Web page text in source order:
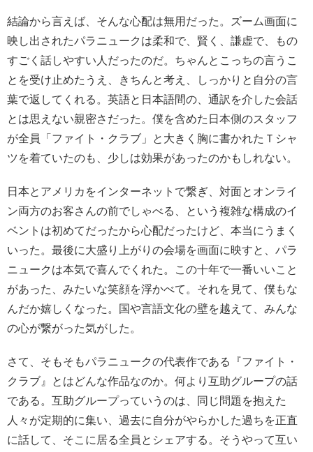
結論から言えば、そんな心配は無用だった。ズーム画面に
映し出されたパラニュークは柔和で、賢く、謙虚で、もの
すごく話しやすい人だったのだ。ちゃんとこっちの言うこ
とを受け止めたうえ、きちんと考え、しっかりと自分の言
葉で返してくれる。英語と日本語間の、通訳を介した会話
とは思えない親密さだった。僕を含めた日本側のスタッフ
が全員「ファイト・クラブ」と大きく胸に書かれたＴシャ
ツを着ていたのも、少しは効果があったのかもしれない。
日本とアメリカをインターネットで繋ぎ、対面とオンライ
ン両方のお客さんの前でしゃべる、という複雑な構成のイ
ベントは初めてだったから心配だったけど、本当にうまく
いった。最後に大盛り上がりの会場を画面に映すと、パラ
ニュークは本気で喜んでくれた。この十年で一番いいこと
があった、みたいな笑顔を浮かべて。それを見て、僕もな
んだか嬉しくなった。国や言語文化の壁を越えて、みんな
の心が繋がった気がした。
さて、そもそもパラニュークの代表作である『ファイト・
クラブ』とはどんな作品なのか。何より互助グループの話
である。互助グループっていうのは、同じ問題を抱えた
人々が定期的に集い、過去に自分がやらかした過ちを正直
に話して、そこに居る全員とシェアする。そうやって互い